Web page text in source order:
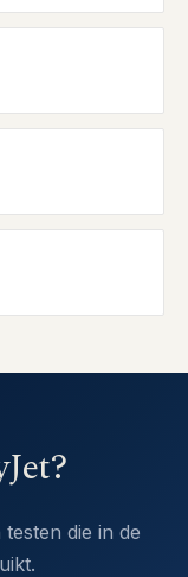
die in de